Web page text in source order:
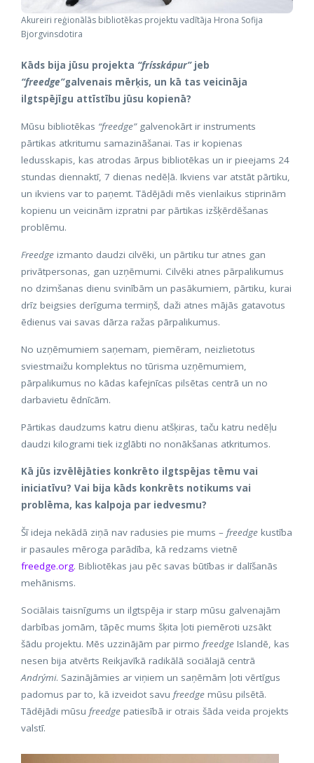
Akureiri reģionālās bibliotēkas projektu vadītāja Hrona Sofija
Bjorgvinsdotira
Kāds bija jūsu projekta “frísskápur”jeb
“freedge”galvenais mērķis, un kā tas veicināja
ilgtspējīgu attīstību jūsu kopienā?
Mūsu bibliotēkas “freedge”galvenokārt ir instruments
pārtikas atkritumu samazināšanai. Tas ir kopienas
ledusskapis, kas atrodas ārpus bibliotēkas un ir pieejams 24
stundas diennaktī, 7 dienas nedēļā. Ikviens var atstāt pārtiku,
un ikviens var to paņemt. Tādējādi mēs vienlaikus stiprinām
kopienu un veicinām izpratni par pārtikas izšķērdēšanas
problēmu.
Freedge izmanto daudzi cilvēki, un pārtiku tur atnes gan
privātpersonas, gan uzņēmumi. Cilvēki atnes pārpalikumus
no dzimšanas dienu svinībām un pasākumiem, pārtiku, kurai
drīz beigsies derīguma termiņš, daži atnes mājās gatavotus
ēdienus vai savas dārza ražas pārpalikumus.
No uzņēmumiem saņemam, piemēram, neizlietotus
sviestmaižu komplektus no tūrisma uzņēmumiem,
pārpalikumus no kādas kafejnīcas pilsētas centrā un no
darbavietu ēdnīcām.
Pārtikas daudzums katru dienu atšķiras, taču katru nedēļu
daudzi kilogrami tiek izglābti no nonākšanas atkritumos.
Kā jūs izvēlējāties konkrēto ilgtspējas tēmu vai
iniciatīvu? Vai bija kāds konkrēts notikums vai
problēma, kas kalpoja par iedvesmu?
Šī ideja nekādā ziņā nav radusies pie mums – freedge kustība
ir pasaules mēroga parādība, kā redzams vietnē
freedge.org. Bibliotēkas jau pēc savas būtības ir dalīšanās
mehānisms.
Sociālais taisnīgums un ilgtspēja ir starp mūsu galvenajām
darbības jomām, tāpēc mums šķita ļoti piemēroti uzsākt
šādu projektu. Mēs uzzinājām par pirmo freedge Islandē, kas
nesen bija atvērts Reikjavīkā radikālā sociālajā centrā
Andrými. Sazinājāmies ar viņiem un saņēmām ļoti vērtīgus
padomus par to, kā izveidot savu freedge mūsu pilsētā.
Tādējādi mūsu freedge patiesībā ir otrais šāda veida projekts
valstī.